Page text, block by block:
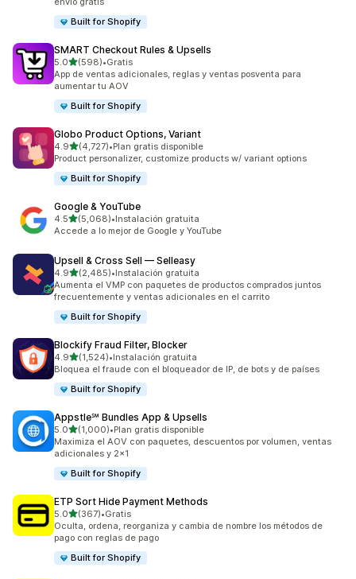
Built for Shopify
SMART Checkout Rules & Upsells
5.0de 5 estrellas
(598)
598 reseñas en total
•Gratis
App de ventas adicionales, reglas y ventas posventa para
aumentar tu AOV
Built for Shopify
Globo Product Options, Variant
4.9de 5 estrellas
(4,727)
4727 reseñas en total
•Plan gratis disponible
Product personalizer, customize products w/ variant options
Built for Shopify
Google & YouTube
4.5de 5 estrellas
(5,068)
5068 reseñas en total
•Instalación gratuita
Accede a lo mejor de Google y YouTube
Upsell & Cross Sell — Selleasy
4.9de 5 estrellas
(2,485)
2485 reseñas en total
•Instalación gratuita
Aumenta el VMP con paquetes de productos comprados juntos
frecuentemente y ventas adicionales en el carrito
Built for Shopify
Blockify Fraud Filter, Blocker
4.9de 5 estrellas
(1,524)
1524 reseñas en total
•Instalación gratuita
Bloquea el fraude con el bloqueador de IP, de bots y de países
Built for Shopify
Appstle℠ Bundles App & Upsells
5.0de 5 estrellas
(1,000)
1000 reseñas en total
•Plan gratis disponible
Maximiza el AOV con paquetes, descuentos por volumen, ventas
adicionales y 2x1
Built for Shopify
ETP Sort Hide Payment Methods
5.0de 5 estrellas
(367)
367 reseñas en total
•Gratis
Oculta, ordena, reorganiza y cambia de nombre los métodos de
pago con reglas de pago
Built for Shopify